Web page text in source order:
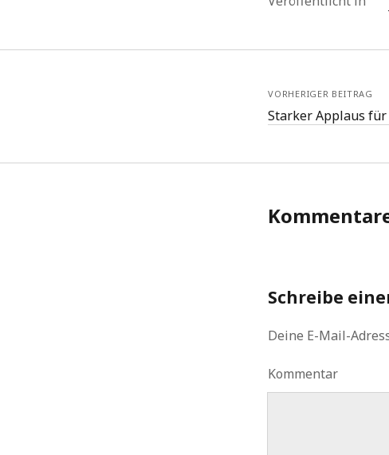
VORHERIGER BEITRAG
Starker Applaus
Schreibe
Deine E-Mail-
Kommentar